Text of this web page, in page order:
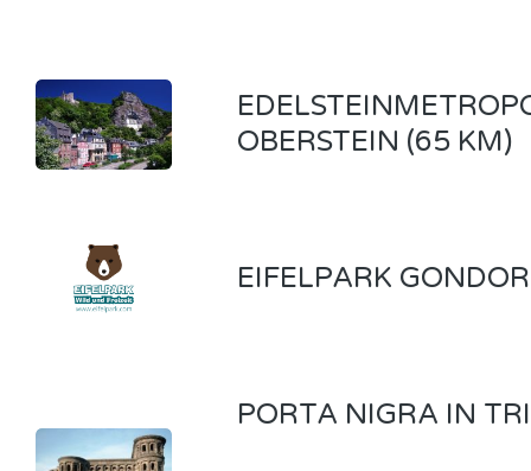
OBERSTEIN (65 KM)
EIFELPARK
PORTA NIGRA IN